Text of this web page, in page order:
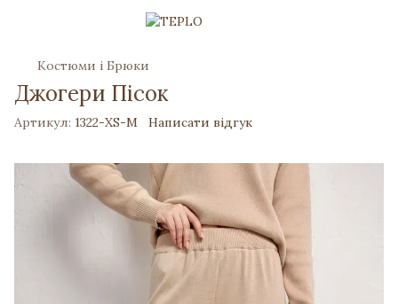
Костюми і Брюки
Джогери Пісок
Артикул: 1322-XS-M Написати відгук